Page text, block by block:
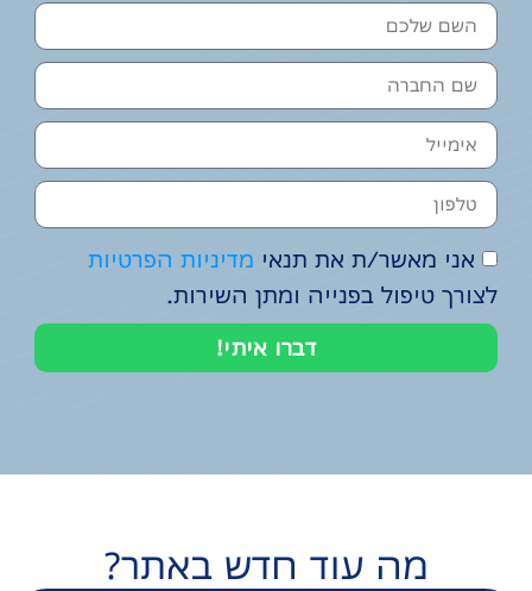
אני מאשר/ת את תנאי מדיניות הפרטיות
לצורך טיפול בפנייה ומתן השירות.
דברו איתי!
מה עוד חדש באתר?